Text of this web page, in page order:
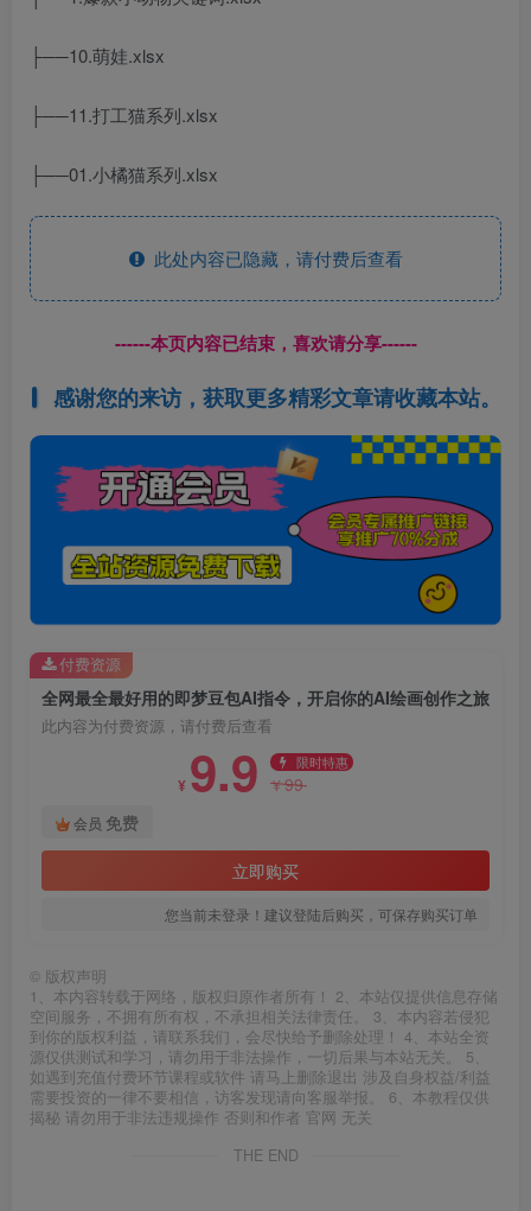
├──10.萌娃.xlsx
├──11.打工猫系列.xlsx
├──01.小橘猫系列.xlsx
此处内容已隐藏，请付费后查看
------本页内容已结束，喜欢请分享------
感谢您的来访，获取更多精彩文章请收藏本站。
全网最全最好用的即梦豆包AI指令，开启你的AI绘画创作之旅
此内容为付费资源，请付费后查看
¥ 9.9 限时特惠
¥99
会员 免费
立即购买
您当前未登录！建议登陆后购买，可保存购买订单
付费资源
© 版权声明
1、本内容转载于网络，版权归原作者所有！ 2、本站仅提供信息存储
空间服务，不拥有所有权，不承担相关法律责任。 3、本内容若侵犯
到你的版权利益，请联系我们，会尽快给予删除处理！ 4、本站全资
源仅供测试和学习，请勿用于非法操作，一切后果与本站无关。 5、
如遇到充值付费环节课程或软件 请马上删除退出 涉及自身权益/利益
需要投资的一律不要相信，访客发现请向客服举报。 6、本教程仅供
揭秘 请勿用于非法违规操作 否则和作者 官网 无关
THE END